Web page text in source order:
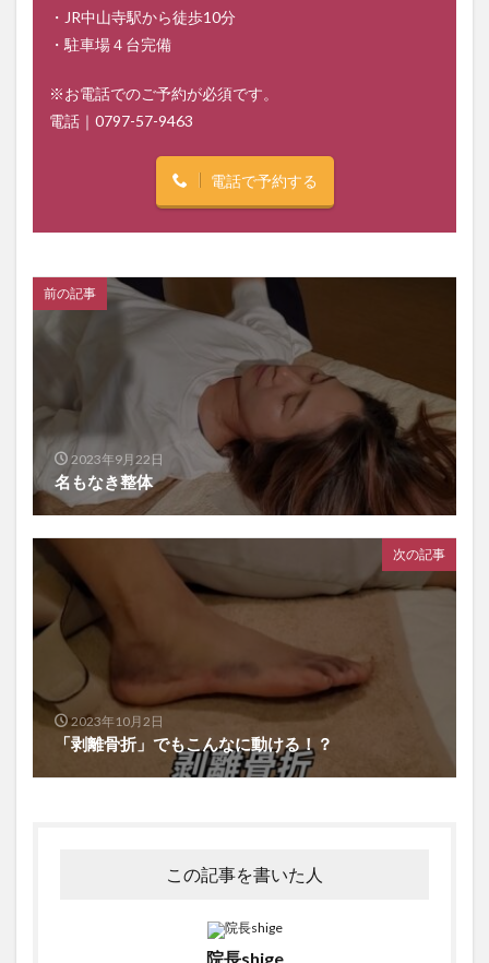
・JR中山寺駅から徒歩10分
・駐車場４台完備
※お電話でのご予約が必須です。
電話｜ 0797-57-9463
電話で予約する
前の記事
2023年9月22日
名もなき整体
次の記事
2023年10月2日
「剥離骨折」でもこんなに動ける！？
この記事を書いた人
院長shige